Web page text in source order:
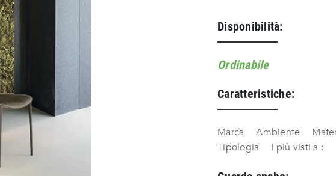
Disponibilità:
Ordinabile
Caratteristiche:
Marca Ambiente
Tipologia
I più visti a :